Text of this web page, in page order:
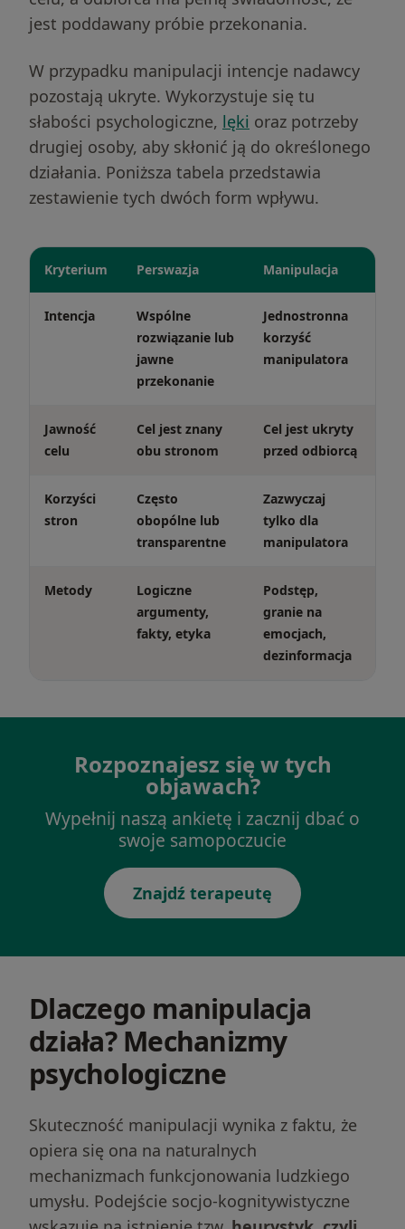
jest poddawany próbie przekonania.
W przypadku manipulacji intencje nadawcy
pozostają ukryte. Wykorzystuje się tu
słabości psychologiczne, lęki oraz potrzeby
drugiej osoby, aby skłonić ją do określonego
działania. Poniższa tabela przedstawia
zestawienie tych dwóch form wpływu.
Kryterium Perswazja Manipulacja
Intencja
Wspólne
rozwiązanie lub
jawne
przekonanie
Jednostronna
korzyść
manipulatora
Jawność
celu
Cel jest znany
obu stronom
Cel jest ukryty
przed odbiorcą
Korzyści
stron
Często
obopólne lub
transparentne
Zazwyczaj
tylko dla
manipulatora
Metody
Logiczne
argumenty,
fakty, etyka
Podstęp,
granie na
emocjach,
dezinformacja
Rozpoznajesz się w tych
objawach?
Wypełnij naszą ankietę i zacznij dbać o
swoje samopoczucie
Znajdź terapeutę
Dlaczego manipulacja
działa? Mechanizmy
psychologiczne
Skuteczność manipulacji wynika z faktu, że
opiera się ona na naturalnych
mechanizmach funkcjonowania ludzkiego
umysłu. Podejście socjo-kognitywistyczne